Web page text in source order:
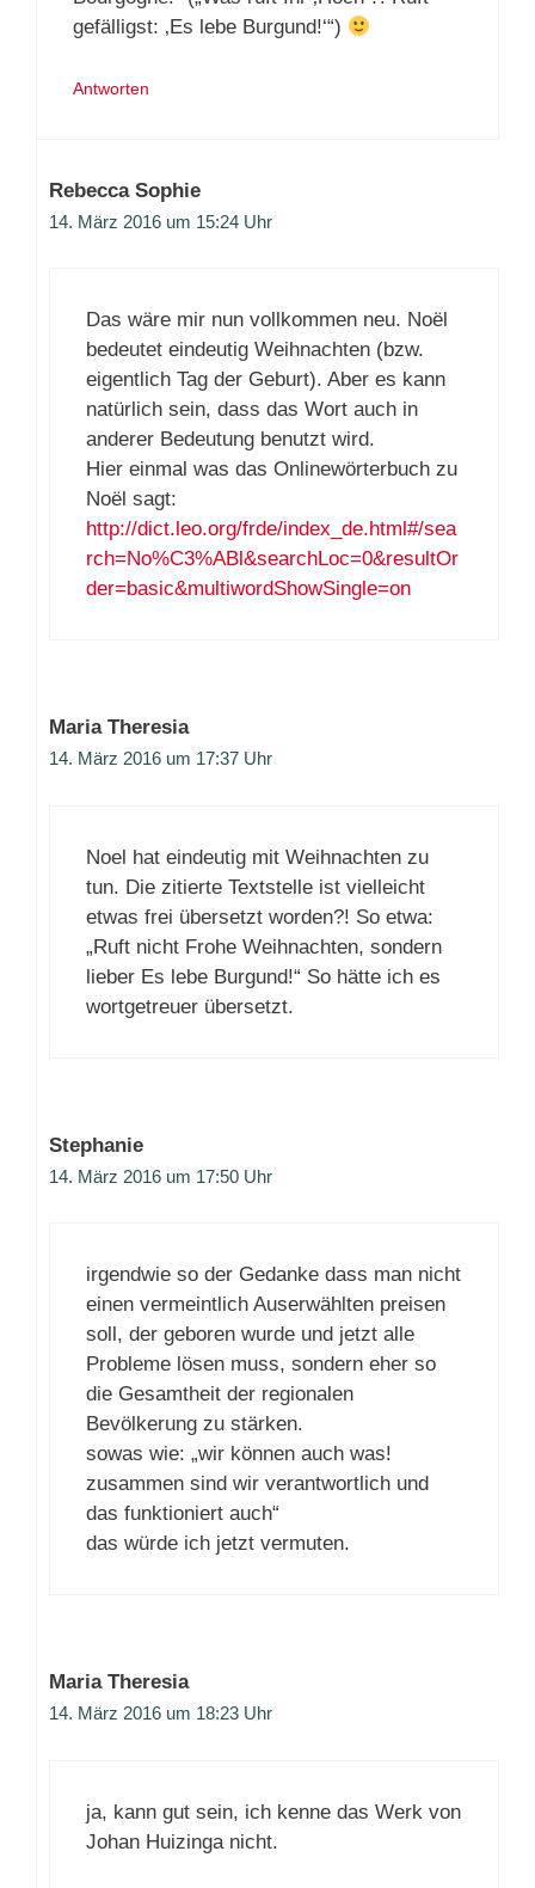
gefälligst: ‚Es lebe Burgund!‘“)
Antworten
Rebecca Sophie
14. März 2016 um 15:24 Uhr
Das wäre mir nun vollkommen neu. Noël
bedeutet eindeutig Weihnachten (bzw.
eigentlich Tag der Geburt). Aber es kann
natürlich sein, dass das Wort auch in
anderer Bedeutung benutzt wird.
Hier einmal was das Onlinewörterbuch zu
Noël sagt:
http://dict.leo.org/frde/index_de.html#/sea
rch=No%C3%ABl&searchLoc=0&resultOr
der=basic&multiwordShowSingle=on
Maria Theresia
14. März 2016 um 17:37 Uhr
Noel hat eindeutig mit Weihnachten zu
tun. Die zitierte Textstelle ist vielleicht
etwas frei übersetzt worden?! So etwa:
„Ruft nicht Frohe Weihnachten, sondern
lieber Es lebe Burgund!“ So hätte ich es
wortgetreuer übersetzt.
Stephanie
14. März 2016 um 17:50 Uhr
irgendwie so der Gedanke dass man nicht
einen vermeintlich Auserwählten preisen
soll, der geboren wurde und jetzt alle
Probleme lösen muss, sondern eher so
die Gesamtheit der regionalen
Bevölkerung zu stärken.
sowas wie: „wir können auch was!
zusammen sind wir verantwortlich und
das funktioniert auch“
das würde ich jetzt vermuten.
Maria Theresia
14. März 2016 um 18:23 Uhr
ja, kann gut sein, ich kenne das Werk von
Johan Huizinga nicht.